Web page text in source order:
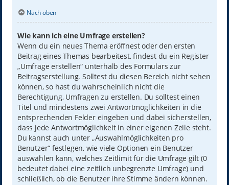
Nach oben
Wie kann ich eine Umfrage erstellen?
Wenn du ein neues Thema eröffnest oder den ersten
Beitrag eines Themas bearbeitest, findest du ein Register
„Umfrage erstellen“ unterhalb des Formulars zur
Beitragserstellung. Solltest du diesen Bereich nicht sehen
können, so hast du wahrscheinlich nicht die
Berechtigung, Umfragen zu erstellen. Du solltest einen
Titel und mindestens zwei Antwortmöglichkeiten in die
entsprechenden Felder eingeben und dabei sicherstellen,
dass jede Antwortmöglichkeit in einer eigenen Zeile steht.
Du kannst auch unter „Auswahlmöglichkeiten pro
Benutzer“ festlegen, wie viele Optionen ein Benutzer
auswählen kann, welches Zeitlimit für die Umfrage gilt (0
bedeutet dabei eine zeitlich unbegrenzte Umfrage) und
schließlich, ob die Benutzer ihre Stimme ändern können.